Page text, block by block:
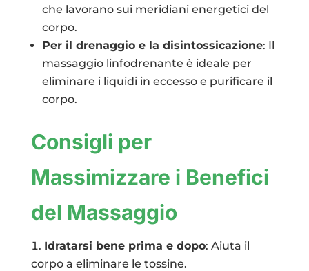
che lavorano sui meridiani energetici del
corpo.
Per il drenaggio e la disintossicazione: Il
massaggio linfodrenante è ideale per
eliminare i liquidi in eccesso e purificare il
corpo.
Consigli per
Massimizzare i Benefici
del Massaggio
Idratarsi bene prima e dopo: Aiuta il
corpo a eliminare le tossine.